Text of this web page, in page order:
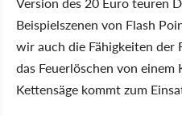
Beispielszenen von Flash
wir auch die Fähigkeiten
das Feuerlöschen von einem
Kettensäge kommt zum